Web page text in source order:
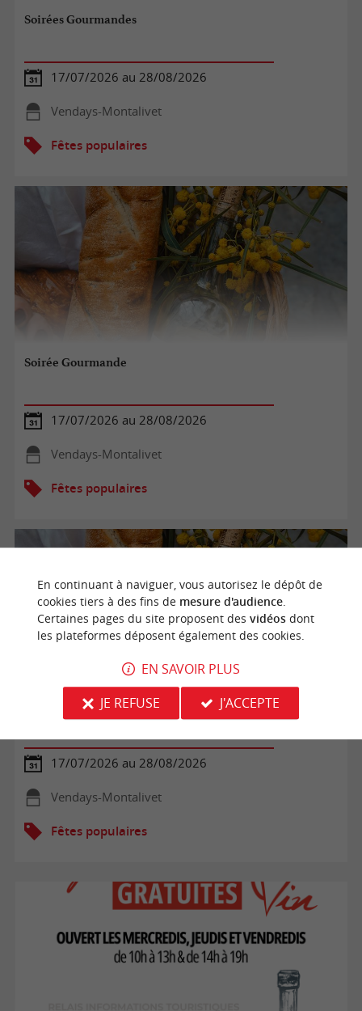
Soirées Gourmandes
17/07/2026 au 28/08/2026
Vendays-Montalivet
Fêtes populaires
Soirée Gourmande
17/07/2026 au 28/08/2026
Vendays-Montalivet
Fêtes populaires
Soirée Gourmande
17/07/2026 au 28/08/2026
Vendays-Montalivet
Fêtes populaires
En continuant à naviguer, vous autorisez le dépôt de
cookies tiers à des fins de mesure d'audience.
Certaines pages du site proposent des vidéosdont
les plateformes déposent également des cookies.
EN SAVOIR PLUS
JE REFUSE
J'ACCEPTE